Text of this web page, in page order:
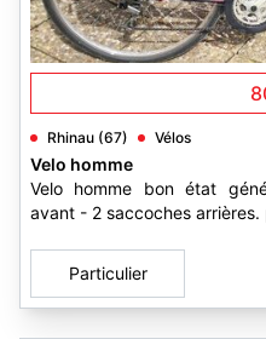
Rhinau (67) Vélos
Velo homme
Velo homme bon état
avant - 2 saccoches arrières.
Particulier